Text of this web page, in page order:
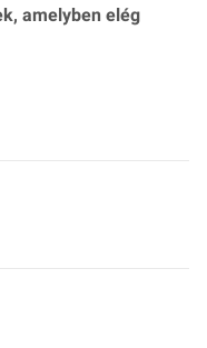
amelyben elég